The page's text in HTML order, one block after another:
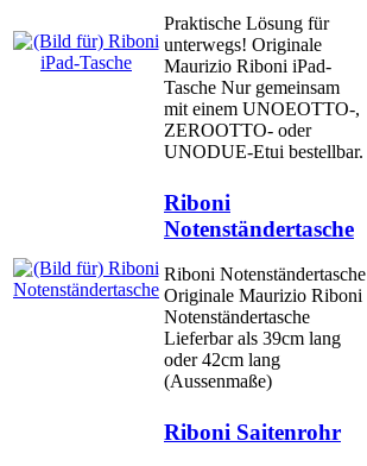
Praktische Lösung für
unterwegs! Originale
Maurizio Riboni iPad-
Tasche Nur gemeinsam
mit einem UNOEOTTO-,
ZEROOTTO- oder
UNODUE-Etui bestellbar.
Riboni
Notenständertasche
Riboni Notenständertasche
Originale Maurizio Riboni
Notenständertasche
Lieferbar als 39cm lang
oder 42cm lang
(Aussenmaße)
Riboni Saitenrohr